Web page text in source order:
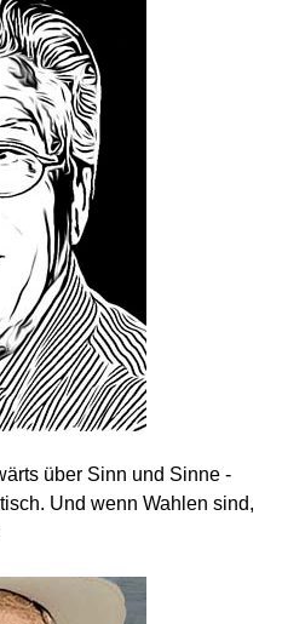
über Sinn und Sinne -
Und wenn Wahlen sind,